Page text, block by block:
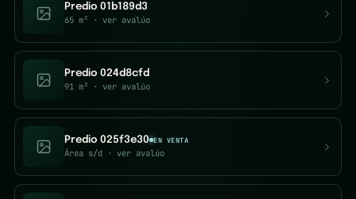
Predio 01b189d3
65 m² · ver avalúo
Predio 024d8cfd
91 m² · ver avalúo
Predio 025f3e30 EN VENTA
Área s/d · ver avalúo